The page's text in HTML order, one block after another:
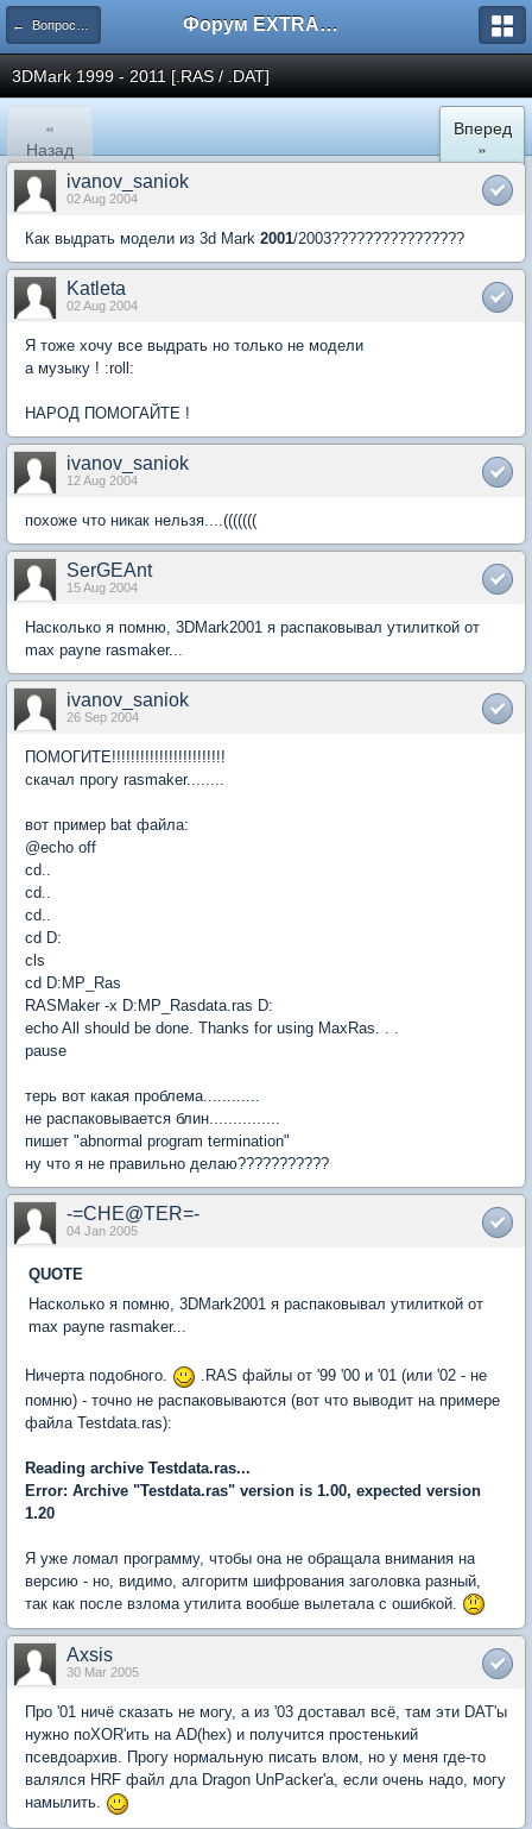
← Вопросы по ресурсам Форум EXTRACTOR.ru
3DMark 1999 - 2011 [.RAS / .DAT]
«
Назад
Вперед
»
ivanov_saniok
02 Aug 2004
Как выдрать модели из 3d Mark 2001/2003????????????????
Katleta
02 Aug 2004
Я тоже хочу все выдрать но только не модели
а музыку ! :roll:
НАРОД ПОМОГАЙТЕ !
ivanov_saniok
12 Aug 2004
похоже что никак нельзя....(((((((
SerGEAnt
15 Aug 2004
Насколько я помню, 3DMark2001 я распаковывал утилиткой от
max payne rasmaker...
ivanov_saniok
26 Sep 2004
ПОМОГИТЕ!!!!!!!!!!!!!!!!!!!!!!!!
скачал прогу rasmaker........
вот пример bat файла:
@echo off
cd..
cd..
cd..
cd D:
cls
cd D:MP_Ras
RASMaker -x D:MP_Rasdata.ras D:
echo All should be done. Thanks for using MaxRas. . .
pause
терь вот какая проблема............
не распаковывается блин...............
пишет "abnormal program termination"
ну что я не правильно делаю???????????
-=CHE@TER=-
04 Jan 2005
QUOTE
Насколько я помню, 3DMark2001 я распаковывал утилиткой от
max payne rasmaker...
Ничерта подобного.
.RAS файлы от '99 '00 и '01 (или '02 - не
помню) - точно не распаковываются (вот что выводит на примере
файла Testdata.ras):
Reading archive Testdata.ras...
Error: Archive "Testdata.ras" version is 1.00, expected version
1.20
Я уже ломал программу, чтобы она не обращала внимания на
версию - но, видимо, алгоритм шифрования заголовка разный,
так как после взлома утилита вообше вылетала с ошибкой.
Axsis
30 Mar 2005
Про '01 ничё сказать не могу, а из '03 доставал всё, там эти DAT'ы
нужно поXOR'ить на AD(hex) и получится простенький
псевдоархив. Прогу нормальную писать влом, но у меня где-то
валялся HRF файл дла Dragon UnPacker'а, если очень надо, могу
намылить.